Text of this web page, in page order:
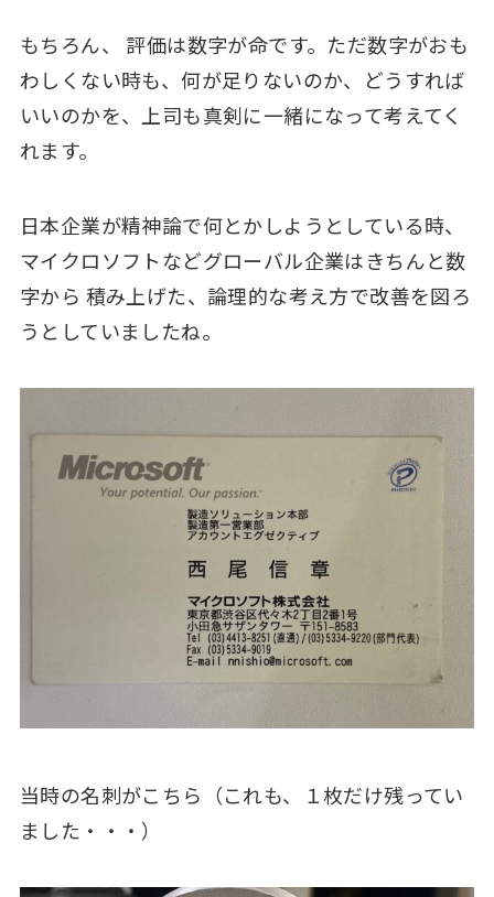
もちろん、 評価は数字が命です。ただ数字がおも
わしくない時も、何が足りないのか、どうすれば
いいのかを、上司も真剣に一緒になって考えてく
れます。
日本企業が精神論で何とかしようとしている時、
マイクロソフトなどグローバル企業はきちんと数
字から 積み上げた、論理的な考え方で改善を図ろ
うとしていましたね。
当時の名刺がこちら（これも、１枚だけ残ってい
ました・・・）